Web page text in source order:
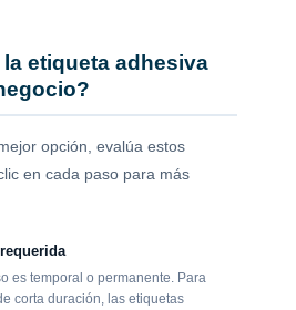
etiqueta adhesiva
opción, evalúa estos
en cada paso para más
es temporal o permanente. Para
corta duración, las etiquetas